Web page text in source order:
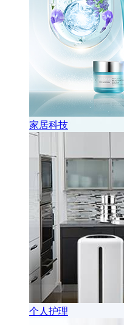
家居科技
个人护理